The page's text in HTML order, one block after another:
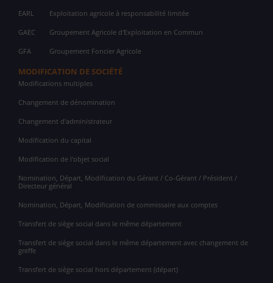
EARL Exploitation agricole à responsabilité limitée
GAEC Groupement Agricole d'Exploitation en Commun
GFA Groupement Foncier Agricole
MODIFICATION DE SOCIÉTÉ
Modifications multiples
Changement de dénomination
Changement d'administrateur
Modification du capital
Modification de l'objet social
Nomination, Départ, Modification du Gérant / Co-Gérant / Président /
Directeur général
Nomination, Départ, Modification de commissaire aux comptes
Transfert de siège social dans le même département
Transfert de siège social dans le même département avec changement de
greffe
Transfert de siège social hors département (départ)